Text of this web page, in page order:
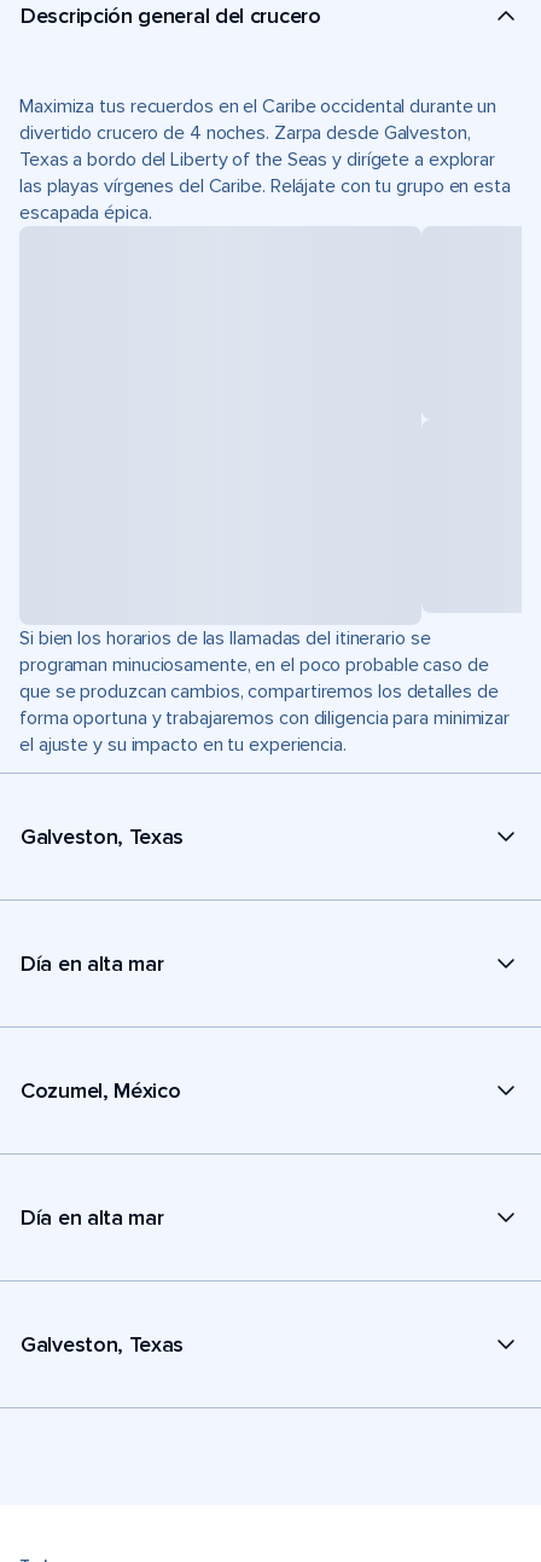
Descripción general del crucero
Maximiza tus recuerdos en el Caribe occidental durante un
divertido crucero de 4 noches. Zarpa desde Galveston,
Texas a bordo del Liberty of the Seas y dirígete a explorar
las playas vírgenes del Caribe. Relájate con tu grupo en esta
escapada épica.
Si bien los horarios de las llamadas del itinerario se
programan minuciosamente, en el poco probable caso de
que se produzcan cambios, compartiremos los detalles de
forma oportuna y trabajaremos con diligencia para minimizar
el ajuste y su impacto en tu experiencia.
Galveston, Texas
Día en alta mar
Cozumel, México
Día en alta mar
Galveston, Texas